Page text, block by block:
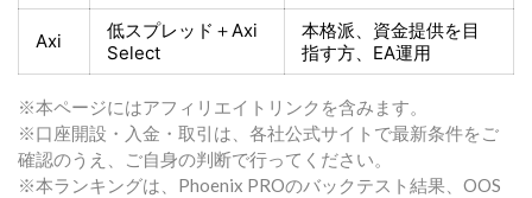
Axi 低スプレッド＋Axi
Select
本格派、資金提供を目
指す方、EA運用
※本ページにはアフィリエイトリンクを含みます。
※口座開設・入金・取引は、各社公式サイトで最新条件をご
確認のうえ、ご自身の判断で行ってください。
※本ランキングは、Phoenix PROのバックテスト結果、OOS